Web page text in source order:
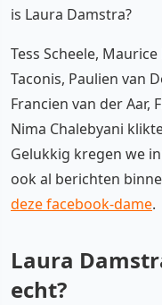
is Laura Damstra?
Tess Scheele,
Taconis, Paulien van
Francien van der Aar,
Nima Chalebyani
Gelukkig kregen we
ook al berichten
deze facebook-dame.
Laura
echt?